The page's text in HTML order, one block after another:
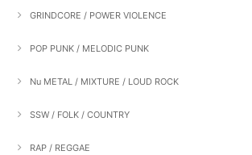
GRINDCORE / POWER VIOLENCE
POP PUNK / MELODIC PUNK
Nu METAL / MIXTURE / LOUD ROCK
SSW / FOLK / COUNTRY
RAP / REGGAE